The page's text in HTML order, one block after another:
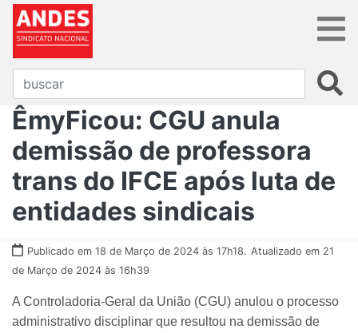
ÊmyFicou: CGU anula
demissão de professora
trans do IFCE após luta de
entidades sindicais
Publicado em 18 de Março de 2024 às 17h18. Atualizado em 21
de Março de 2024 às 16h39
A Controladoria-Geral da União (CGU) anulou o processo
administrativo disciplinar que resultou na demissão de